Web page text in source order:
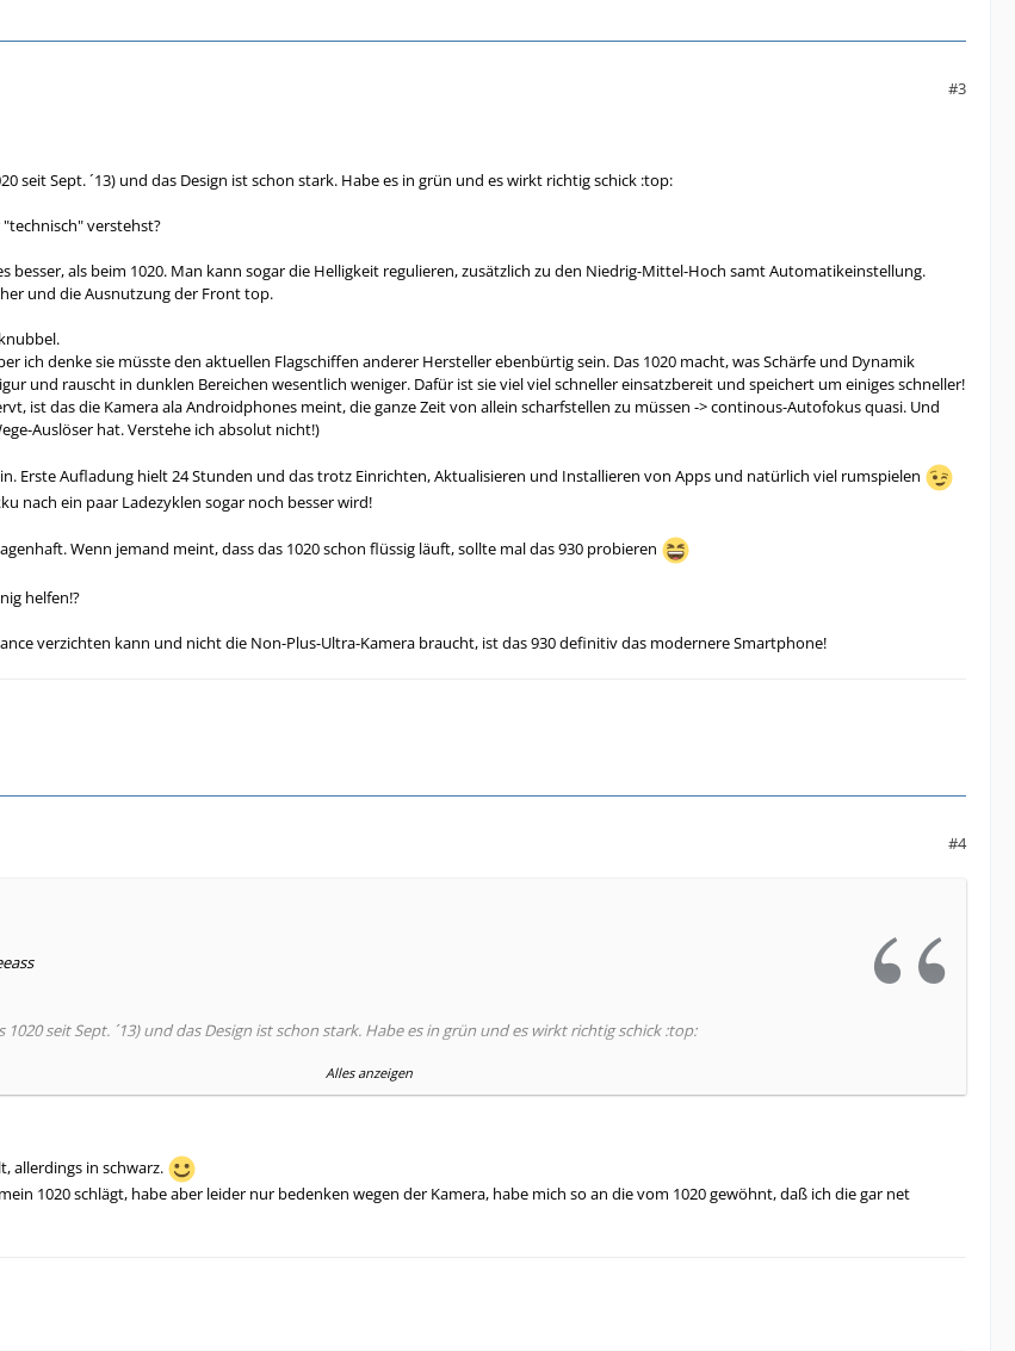
#3
seit Sept. ´13) und das Design ist schon stark. Habe es in grün und es wirkt richtig schick :top:
verstehst?
besser, als beim 1020. Man kann sogar die Helligkeit regulieren, zusätzlich zu den Niedrig-Mittel-Hoch samt Automatikeinstellung.
und die Ausnutzung der Front top.
ich denke sie müsste den aktuellen Flagschiffen anderer Hersteller ebenbürtig sein. Das 1020 macht, was Schärfe und Dynamik
und rauscht in dunklen Bereichen wesentlich weniger. Dafür ist sie viel viel schneller einsatzbereit und speichert um einiges schneller!
ist das die Kamera ala Androidphones meint, die ganze Zeit von allein scharfstellen zu müssen -> continous-Autofokus quasi. Und
Auslöser hat. Verstehe ich absolut nicht!)
Erste Aufladung hielt 24 Stunden und das trotz Einrichten, Aktualisieren und Installieren von Apps und natürlich viel rumspielen
nach ein paar Ladezyklen sogar noch besser wird!
Wenn jemand meint, dass das 1020 schon flüssig läuft, sollte mal das 930 probieren
helfen!?
verzichten kann und nicht die Non-Plus-Ultra-Kamera braucht, ist das 930 definitiv das modernere Smartphone!
#4
1020 seit Sept. ´13) und das Design ist schon stark. Habe es in grün und es wirkt richtig schick :top:
höher und die Ausnutzung der Front top.
aber ich denke sie müsste den aktuellen Flagschiffen anderer Hersteller ebenbürtig sein. Das 1020 macht, was Schärfe
Alles anzeigen
allerdings in schwarz.
1020 schlägt, habe aber leider nur bedenken wegen der Kamera, habe mich so an die vom 1020 gewöhnt, daß ich die gar net